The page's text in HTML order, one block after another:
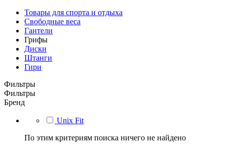
Товары для спорта и отдыха
Свободные веса
Гантели
Грифы
Диски
Штанги
Гири
Фильтры
Фильтры
Бренд
Unix Fit
По этим критериям поиска ничего не найдено